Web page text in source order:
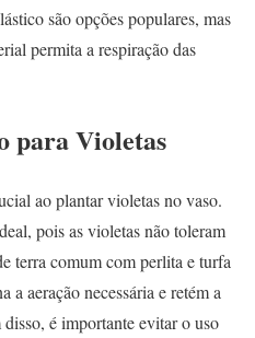
são opções populares, mas
permita a respiração das
para Violetas
ao plantar violetas no vaso.
pois as violetas não toleram
terra comum com perlita e turfa
a aeração necessária e retém a
é importante evitar o uso